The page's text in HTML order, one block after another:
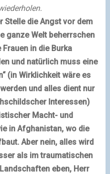
Stelle die Angst vor dem
ganze Welt beherrschen
in die Burka
und natürlich muss eine
(in Wirklichkeit wäre es
und alles dient nur
Interessen)
Macht- und
in Afghanistan, wo die
Aber nein, alles wird
als im traumatischen
eben, Herr